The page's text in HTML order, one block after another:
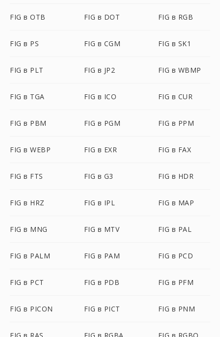
FIG в OTB FIG в DOT FIG в RGB
FIG в PS FIG в CGM FIG в SK1
FIG в PLT FIG в JP2 FIG в WBMP
FIG в TGA FIG в ICO FIG в CUR
FIG в PBM FIG в PGM FIG в PPM
FIG в WEBP FIG в EXR FIG в FAX
FIG в FTS FIG в G3 FIG в HDR
FIG в HRZ FIG в IPL FIG в MAP
FIG в MNG FIG в MTV FIG в PAL
FIG в PALM FIG в PAM FIG в PCD
FIG в PCT FIG в PDB FIG в PFM
FIG в PICON FIG в PICT FIG в PNM